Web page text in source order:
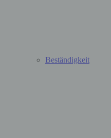
Beständigkeit